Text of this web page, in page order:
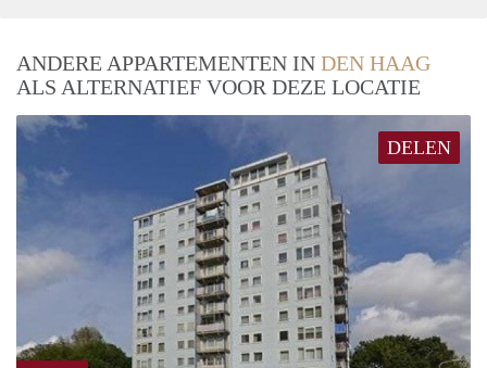
ANDERE APPARTEMENTEN IN DEN HAAG
ALS ALTERNATIEF VOOR DEZE LOCATIE
DELEN